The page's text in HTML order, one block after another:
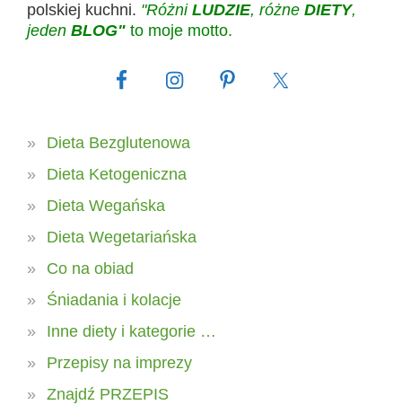
polskiej kuchni. "Różni LUDZIE, różne DIETY,
jeden BLOG" to moje motto.
Dieta Bezglutenowa
Dieta Ketogeniczna
Dieta Wegańska
Dieta Wegetariańska
Co na obiad
Śniadania i kolacje
Inne diety i kategorie …
Przepisy na imprezy
Znajdź PRZEPIS